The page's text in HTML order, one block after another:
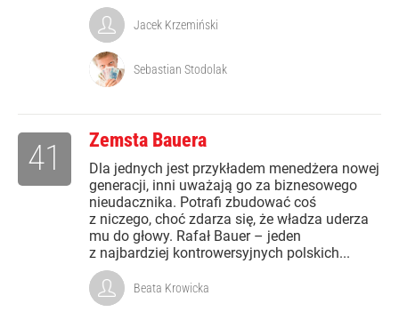
Jacek Krzemiński
Sebastian Stodolak
Zemsta Bauera
Dla jednych jest przykładem menedżera nowej
generacji, inni uważają go za biznesowego
nieudacznika. Potrafi zbudować coś
z niczego, choć zdarza się, że władza uderza
mu do głowy. Rafał Bauer – jeden
z najbardziej kontrowersyjnych polskich...
41
Beata Krowicka